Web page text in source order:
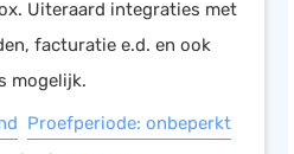
Uiteraard integraties met
facturatie e.d. en ook
mogelijk.
Proefperiode: onbeperkt